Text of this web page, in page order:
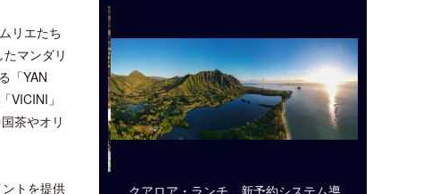
リエたち
マンダリ
「YAN
VICINI」
茶やオリ
トを提供
ォルト・ディ
クアロア・ランチ、新予約システム導